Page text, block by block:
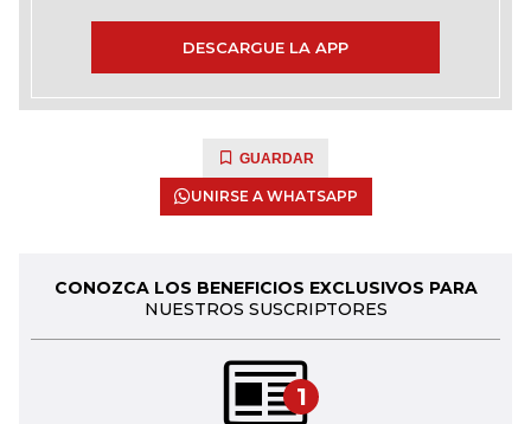
DESCARGUE LA APP
GUARDAR
UNIRSE A WHATSAPP
CONOZCA LOS BENEFICIOS EXCLUSIVOS PARA
NUESTROS SUSCRIPTORES
1